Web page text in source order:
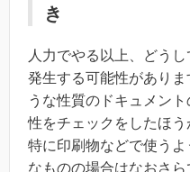
き
人力でやる以上、どう
発生する可能性があり
うな性質のドキュメン
性をチェックをしたほう
特に印刷物などで使う
なものの場合はなおさ